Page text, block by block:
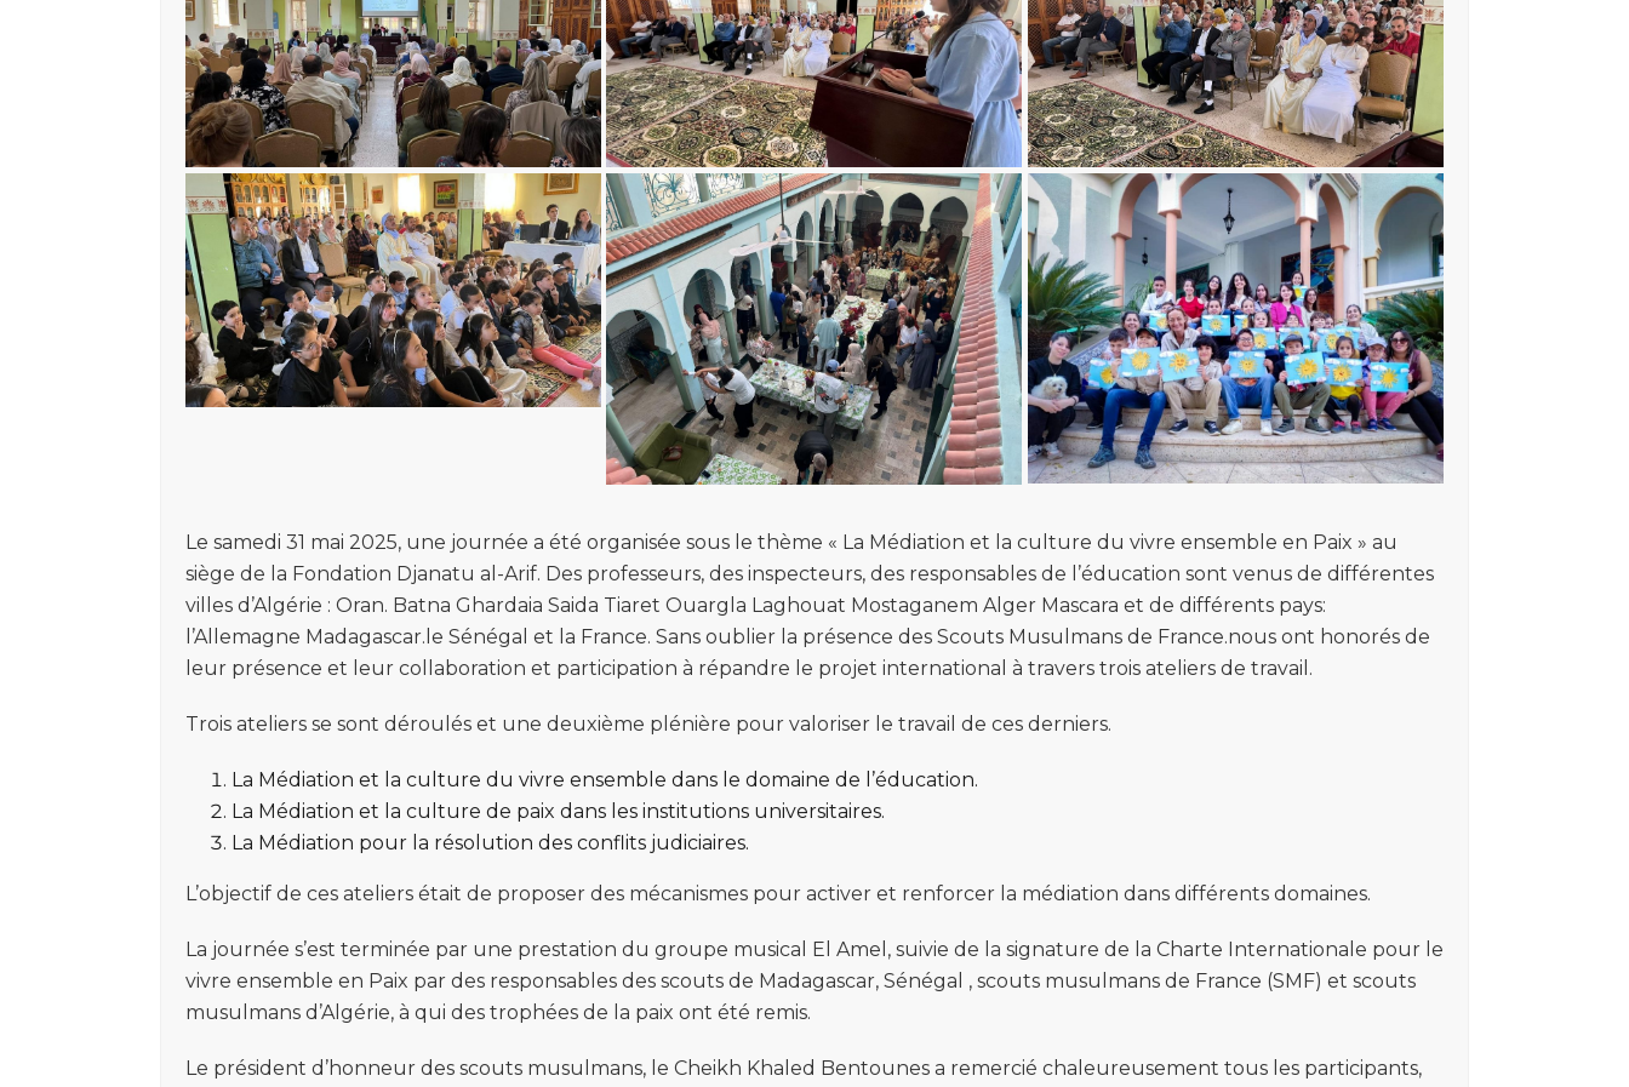
Le samedi 31 mai 2025, une journée a été organisée sous le thème « La Médiation et la culture du vivre ensemble en Paix » au
siège de la Fondation Djanatu al-Arif. Des professeurs, des inspecteurs, des responsables de l’éducation sont venus de différentes
villes d’Algérie : Oran. Batna Ghardaia Saida Tiaret Ouargla Laghouat Mostaganem Alger Mascara et de différents pays:
l’Allemagne Madagascar.le Sénégal et la France. Sans oublier la présence des Scouts Musulmans de France.nous ont honorés de
leur présence et leur collaboration et participation à répandre le projet international à travers trois ateliers de travail.
Trois ateliers se sont déroulés et une deuxième plénière pour valoriser le travail de ces derniers.
La Médiation et la culture du vivre ensemble dans le domaine de l’éducation.
La Médiation et la culture de paix dans les institutions universitaires.
La Médiation pour la résolution des conflits judiciaires.
L’objectif de ces ateliers était de proposer des mécanismes pour activer et renforcer la médiation dans différents domaines.
La journée s’est terminée par une prestation du groupe musical El Amel, suivie de la signature de la Charte Internationale pour le
vivre ensemble en Paix par des responsables des scouts de Madagascar, Sénégal , scouts musulmans de France (SMF) et scouts
musulmans d’Algérie, à qui des trophées de la paix ont été remis.
Le président d’honneur des scouts musulmans, le Cheikh Khaled Bentounes a remercié chaleureusement tous les participants,